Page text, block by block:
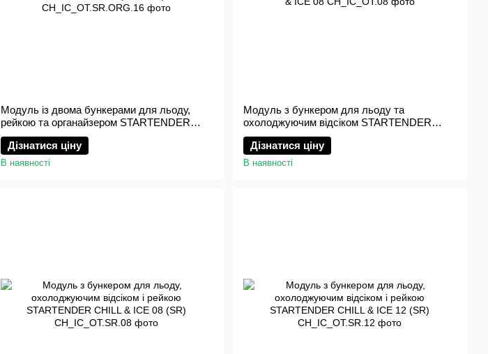
Модуль із двома бункерами для льоду,
рейкою та органайзером STARTENDER
CHILL & ICE 16 (SR ORG)
Дізнатися ціну
В наявності
Модуль з бункером для льоду та
охолоджуючим відсіком STARTENDER
CHILL & ICE 08
Дізнатися ціну
В наявності